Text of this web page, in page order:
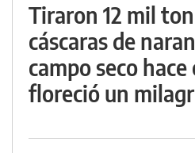
Tiraron 12 mil
cáscaras de
campo seco
floreció un